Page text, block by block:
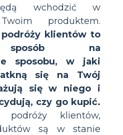
wchodzić w
produktem.
klientów to
sposób na
sposobu, w jaki
się na Twój
się w niego i
czy go kupić.
podróży klientów,
są w stanie